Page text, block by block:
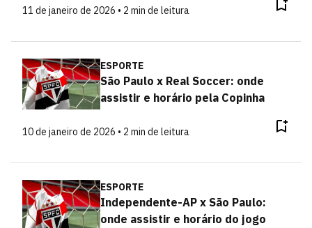
11 de janeiro de 2026 • 2 min de leitura
ESPORTE
São Paulo x Real Soccer: onde
assistir e horário pela Copinha
10 de janeiro de 2026 • 2 min de leitura
ESPORTE
Independente-AP x São Paulo:
onde assistir e horário do jogo